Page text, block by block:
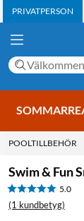
PRIVATPERSON
POOLTILLBEHÖR
Swim & Fun
5.0
(1 kundbetyg)